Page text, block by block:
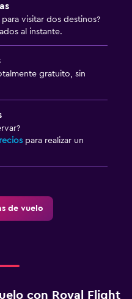
para visitar dos destinos?
al instante.
gratuito, sin
para realizar un
de vuelo
con Royal Flight